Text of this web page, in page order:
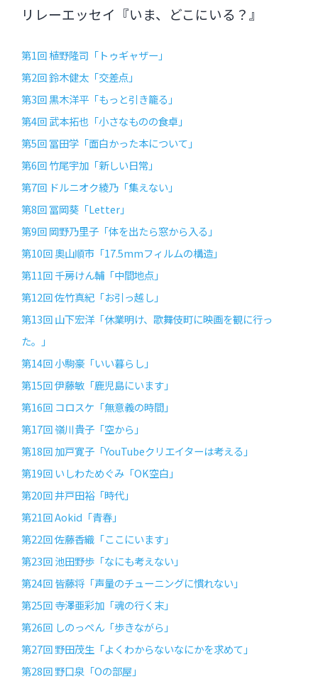
リレーエッセイ『いま、どこにいる？』
第1回 植野隆司「トゥギャザー」
第2回 鈴木健太「交差点」
第3回 黒木洋平「もっと引き籠る」
第4回 武本拓也「小さなものの食卓」
第5回 冨田学「面白かった本について」
第6回 竹尾宇加「新しい日常」
第7回 ドルニオク綾乃「集えない」
第8回 冨岡葵「Letter」
第9回 岡野乃里子「体を出たら窓から入る」
第10回 奧山順市「17.5mmフィルムの構造」
第11回 千房けん輔「中間地点」
第12回 佐竹真紀「お引っ越し」
第13回 山下宏洋「休業明け、歌舞伎町に映画を観に行っ
た。」
第14回 小駒豪「いい暮らし」
第15回 伊藤敏「鹿児島にいます」
第16回 コロスケ「無意義の時間」
第17回 嶺川貴子「空から」
第18回 加戸寛子「YouTubeクリエイターは考える」
第19回 いしわためぐみ「OK空白」
第20回 井戸田裕「時代」
第21回 Aokid「青春」
第22回 佐藤香織「ここにいます」
第23回 池田野歩「なにも考えない」
第24回 皆藤将「声量のチューニングに慣れない」
第25回 寺澤亜彩加「魂の行く末」
第26回 しのっぺん「歩きながら」
第27回 野田茂生「よくわからないなにかを求めて」
第28回 野口泉「Oの部屋」